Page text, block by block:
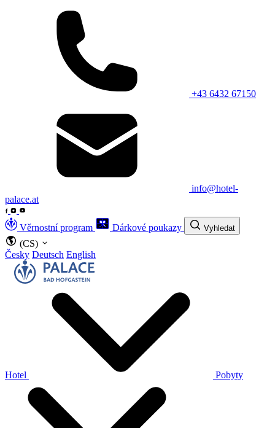
+43 6432 67150
info@hotel-
palace.at
Věrnostní program Dárkové poukazy Vyhledat
(CS)
Česky Deutsch English
Hotel Pobyty